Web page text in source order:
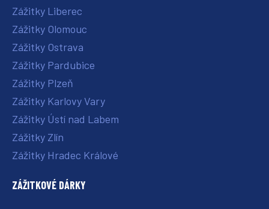
Zážitky Liberec
Zážitky Olomouc
Zážitky Ostrava
Zážitky Pardubice
Zážitky Plzeň
Zážitky Karlovy Vary
Zážitky Ústí nad Labem
Zážitky Zlín
Zážitky Hradec Králové
ZÁŽITKOVÉ DÁRKY